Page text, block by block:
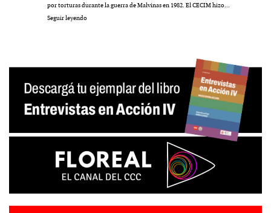
por torturas durante la guerra de Malvinas en 1982. El CECIM hizo…
Seguir leyendola